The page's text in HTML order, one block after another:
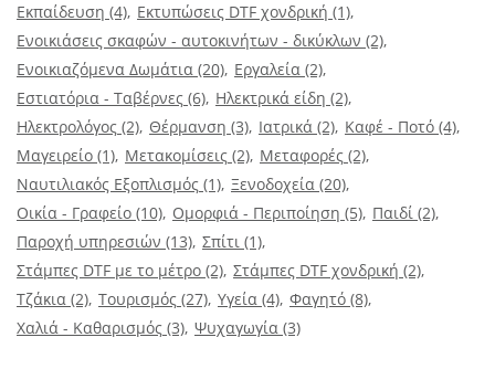
Εκπαίδευση (4) Εκτυπώσεις DTF χονδρική (1)
Ενοικιάσεις σκαφών - αυτοκινήτων - δικύκλων (2)
Ενοικιαζόμενα Δωμάτια (20) Εργαλεία (2)
Εστιατόρια - Ταβέρνες (6) Ηλεκτρικά είδη (2)
Ηλεκτρολόγος (2) Θέρμανση (3) Ιατρικά (2) Καφέ - Ποτό (4)
Μαγειρείο (1) Μετακομίσεις (2) Μεταφορές (2)
Ναυτιλιακός Εξοπλισμός (1) Ξενοδοχεία (20)
Οικία - Γραφείο (10) Ομορφιά - Περιποίηση (5) Παιδί (2)
Παροχή υπηρεσιών (13) Σπίτι (1)
Στάμπες DTF με το μέτρο (2) Στάμπες DTF χονδρική (2)
Τζάκια (2) Τουρισμός (27) Υγεία (4) Φαγητό (8)
Χαλιά - Καθαρισμός (3) Ψυχαγωγία (3)